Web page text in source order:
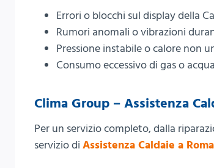
Errori o blocchi sul display della
Rumori anomali o vibrazioni
Pressione instabile o calore non
Consumo eccessivo di gas o
Clima Group – Assistenza
Per un servizio completo, dalla
servizio di Assistenza Caldaie a Roma